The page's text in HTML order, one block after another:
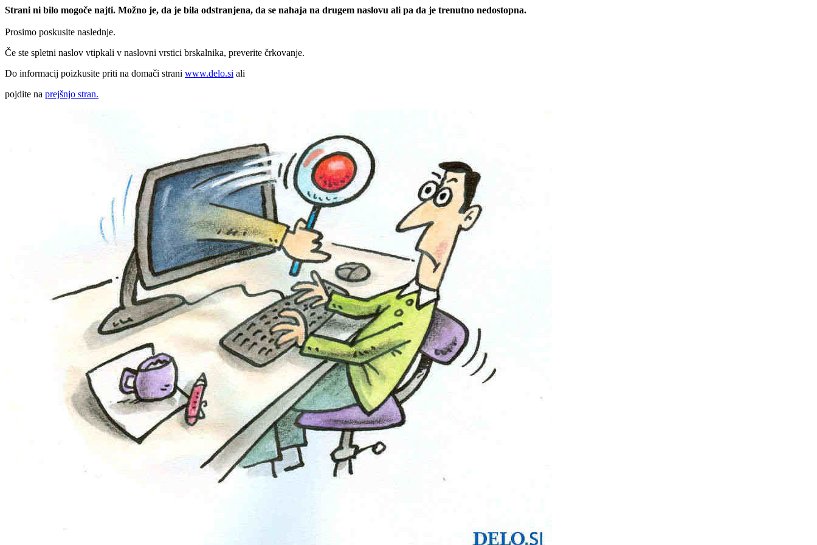
Strani ni bilo mogoče najti. Možno je, da je bila odstranjena, da se nahaja na drugem naslovu ali pa da je trenutno nedostopna.
Prosimo poskusite naslednje.
Če ste spletni naslov vtipkali v naslovni vrstici brskalnika, preverite črkovanje.
Do informacij poizkusite priti na domači strani www.delo.si ali
pojdite na prejšnjo stran.